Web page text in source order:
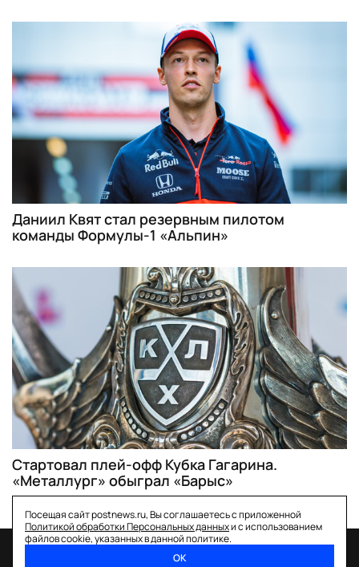
Даниил Квят стал резервным пилотом
команды Формулы-1 «Альпин»
Стартовал плей-офф Кубка Гагарина.
«Металлург» обыграл «Барыс»
Посещая сайт postnews.ru, Вы соглашаетесь с приложенной
Политикой обработки Персональных данныхи с использованием
файлов cookie, указанных в данной политике.
ОК